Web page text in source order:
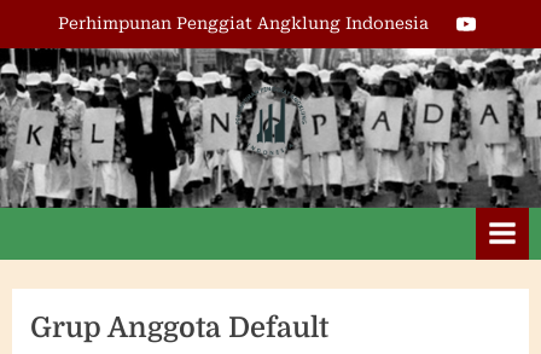
to
content
Perhimpunan Penggiat Angklung Indonesia Youtube
Perhimpunan
Penggiat
Indonesia
Grup Anggota Default